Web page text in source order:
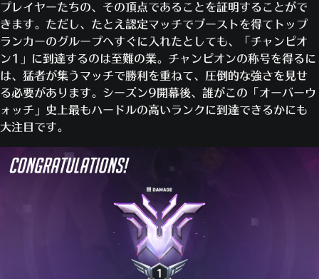
プレイヤーたちの、その頂点であることを証明することがで
きます。ただし、たとえ認定マッチでブーストを得てトップ
ランカーのグループへすぐに入れたとしても、「チャンピオ
ン1」に到達するのは至難の業。チャンピオンの称号を得るに
は、猛者が集うマッチで勝利を重ねて、圧倒的な強さを見せ
る必要があります。シーズン9開幕後、誰がこの「オーバーウ
ォッチ」史上最もハードルの高いランクに到達できるかにも
大注目です。